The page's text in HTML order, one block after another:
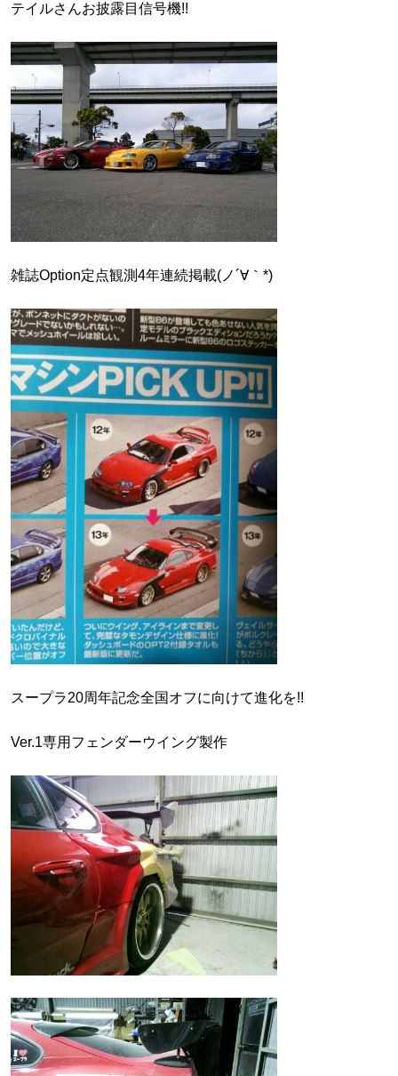
テイルさんお披露目信号機!!
雑誌Option定点観測4年連続掲載(ノ´∀｀*)
スープラ20周年記念全国オフに向けて進化を!!
Ver.1専用フェンダーウイング製作